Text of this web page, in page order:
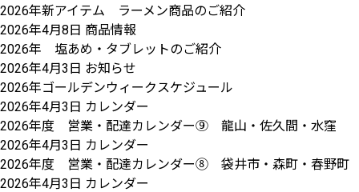
2026年新アイテム ラーメン商品のご紹介
2026年4月8日 商品情報
2026年 塩あめ・タブレットのご紹介
2026年4月3日 お知らせ
2026年ゴールデンウィークスケジュール
2026年4月3日 カレンダー
2026年度 営業・配達カレンダー⑨ 龍山・佐久間・水窪
2026年4月3日 カレンダー
2026年度 営業・配達カレンダー⑧ 袋井市・森町・春野町
2026年4月3日 カレンダー